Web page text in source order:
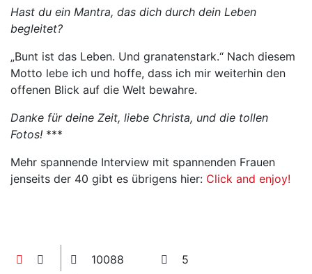
Hast du ein Mantra, das dich durch dein Leben
begleitet?
„Bunt ist das Leben. Und granatenstark.“ Nach diesem
Motto lebe ich und hoffe, dass ich mir weiterhin den
offenen Blick auf die Welt bewahre.
Danke für deine Zeit, liebe Christa, und die tollen
Fotos! ***
Mehr spannende Interview mit spannenden Frauen
jenseits der 40 gibt es übrigens hier: Click and enjoy!
10088
5